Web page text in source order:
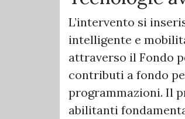
L’intervento si
intelligente e
attraverso il Fondo
contributi a fondo
programmazioni. Il
abilitanti